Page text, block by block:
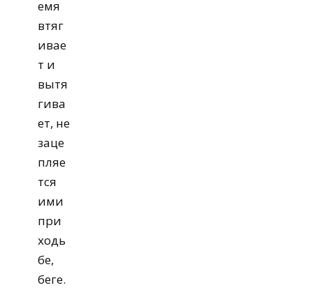
емя
втяг
ивае
т и
вытя
гива
ет, не
заце
пляе
тся
ими
при
ходь
бе,
беге.